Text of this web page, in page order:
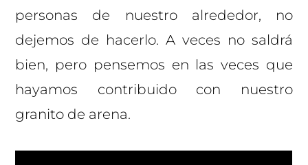
personas de nuestro alrededor, no
dejemos de hacerlo. A veces no saldrá
bien, pero pensemos en las veces que
hayamos contribuido con nuestro
granito de arena.